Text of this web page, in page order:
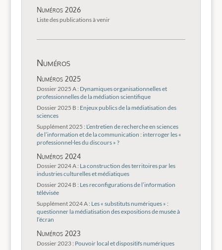
Numéros 2026
Liste des publications à venir
Numéros
Numéros 2025
Dossier 2025 A : Dynamiques organisationnelles et
professionnelles de la médiation scientifique
Dossier 2025 B : Enjeux publics de la médiatisation des
sciences
Supplément 2025 : L’entretien de recherche en sciences
de l’information et de la communication : interroger les «
professionnel·les du discours » ?
Numéros 2024
Dossier 2024 A : La construction des territoires par les
industries culturelles et médiatiques
Dossier 2024 B : Les reconfigurations de l’information
télévisée
Supplément 2024 A : Les « substituts numériques » :
questionner la médiatisation des expositions de musée à
l’écran
Numéros 2023
Dossier 2023 : Pouvoir local et dispositifs numériques